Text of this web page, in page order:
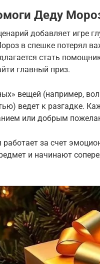
Деду
добавляет игре
в спешке потерял
стать
главный приз.
вещей (например,
ведет к разгадке.
или добрым
за счет
и начинают